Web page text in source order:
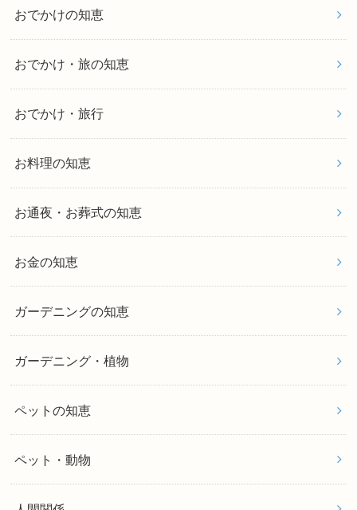
おでかけの知恵
おでかけ・旅の知恵
おでかけ・旅行
お料理の知恵
お通夜・お葬式の知恵
お金の知恵
ガーデニングの知恵
ガーデニング・植物
ペットの知恵
ペット・動物